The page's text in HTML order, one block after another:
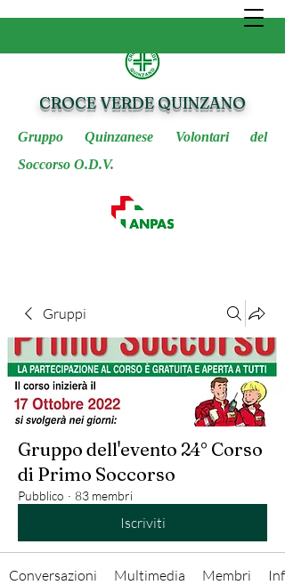
CROCE VERDE QUINZANO
Gruppo Quinzanese Volontari del
Soccorso O.D.V.
Gruppi
Gruppo dell'evento 24° Corso
di Primo Soccorso
Pubblico · 83 membri
Iscriviti
Conversazioni Multimedia Membri Info